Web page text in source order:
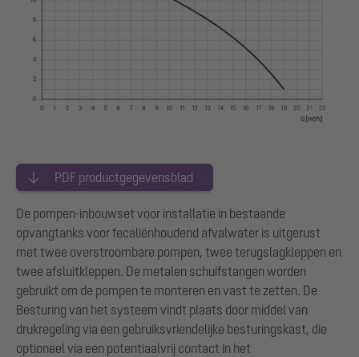
PDF productgegevensblad
De pompen-inbouwset voor installatie in bestaande
opvangtanks voor fecaliënhoudend afvalwater is uitgerust
met twee overstroombare pompen, twee terugslagkleppen en
twee afsluitkleppen. De metalen schuifstangen worden
gebruikt om de pompen te monteren en vast te zetten. De
Besturing van het systeem vindt plaats door middel van
drukregeling via een gebruiksvriendelijke besturingskast, die
optioneel via een potentiaalvrij contact in het